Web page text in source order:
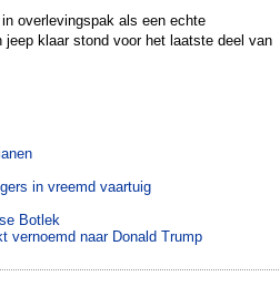
overlevingspak als een echte
klaar stond voor het laatste deel van
in vreemd vaartuig
Botlek
vernoemd naar Donald Trump